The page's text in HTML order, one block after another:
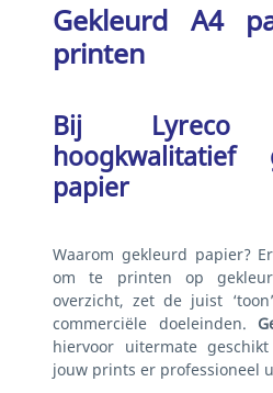
Gekleurd A4
printen
Bij
hoogkwalitatief
papier
Waarom gekleurd papier?
om te printen op
overzicht, zet de juist
commerciële doeleinden.
hiervoor uitermate
jouw prints er professioneel